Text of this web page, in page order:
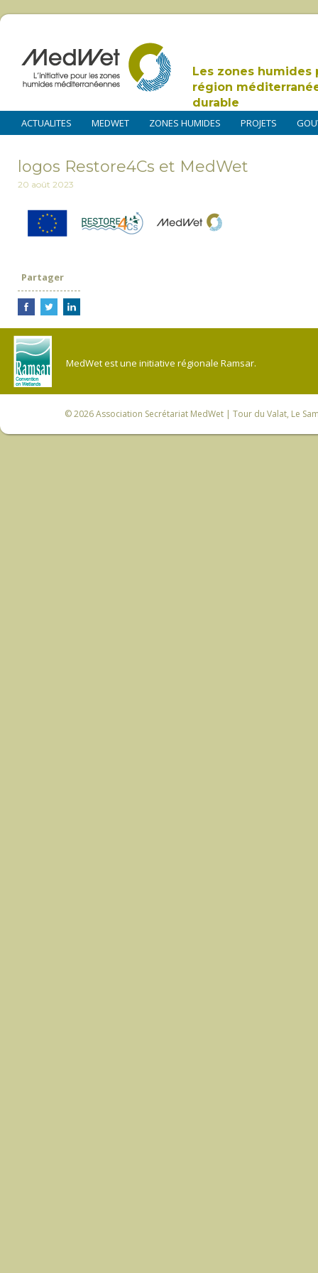
Les zones humides
région
durable
ACTUALITES MEDWET ZONES HUMIDES PROJETS
logos Restore4Cs et MedWet
20 août 2023
Partager
MedWet est une initiative régionale Ramsar.
© 2026Association Secrétariat MedWet | Tour du Valat, Le